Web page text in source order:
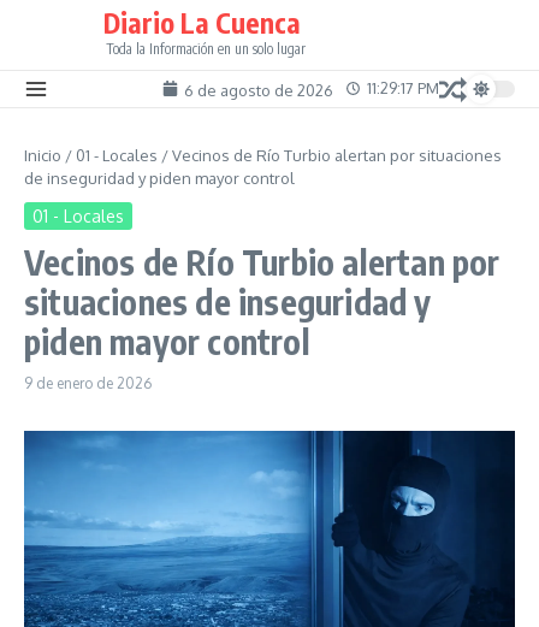
Diario La Cuenca
Toda la Información en un solo lugar
6 de agosto de 2026 11:29:17 PM
Inicio / 01 - Locales /Vecinos de Río Turbio alertan por situaciones
de inseguridad y piden mayor control
01 - Locales
Vecinos de Río Turbio alertan por
situaciones de inseguridad y
piden mayor control
9 de enero de 2026